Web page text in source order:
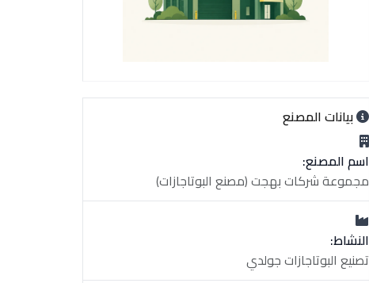
بيانات المصنع
اسم المصنع:
مجموعة شركات بهجت (مصنع البوتاجازات)
النشاط:
تصنيع البوتاجازات جولدي